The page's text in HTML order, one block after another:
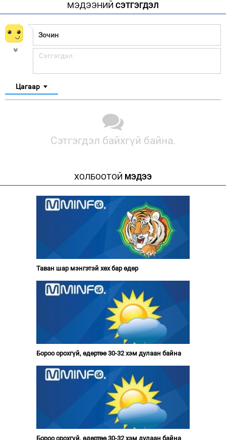
МЭДЭЭНИЙ СЭТГЭГДЭЛ
Цагаар
Сэтгэгдэл байхгүй байна.
ХОЛБООТОЙ МЭДЭЭ
Таван шар мэнгэтэй хөх бар өдөр
Бороо орохгүй, өдөртөө 30-32 хэм дулаан байна
Бороо орохгүй, өдөртөө 30-32 хэм дулаан байна